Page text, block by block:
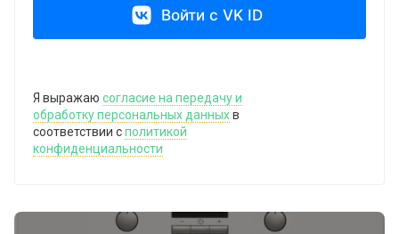
Войти с VK ID
Я выражаю согласие на передачу и
обработку персональных данныхв
соответствии сполитикой
конфиденциальности